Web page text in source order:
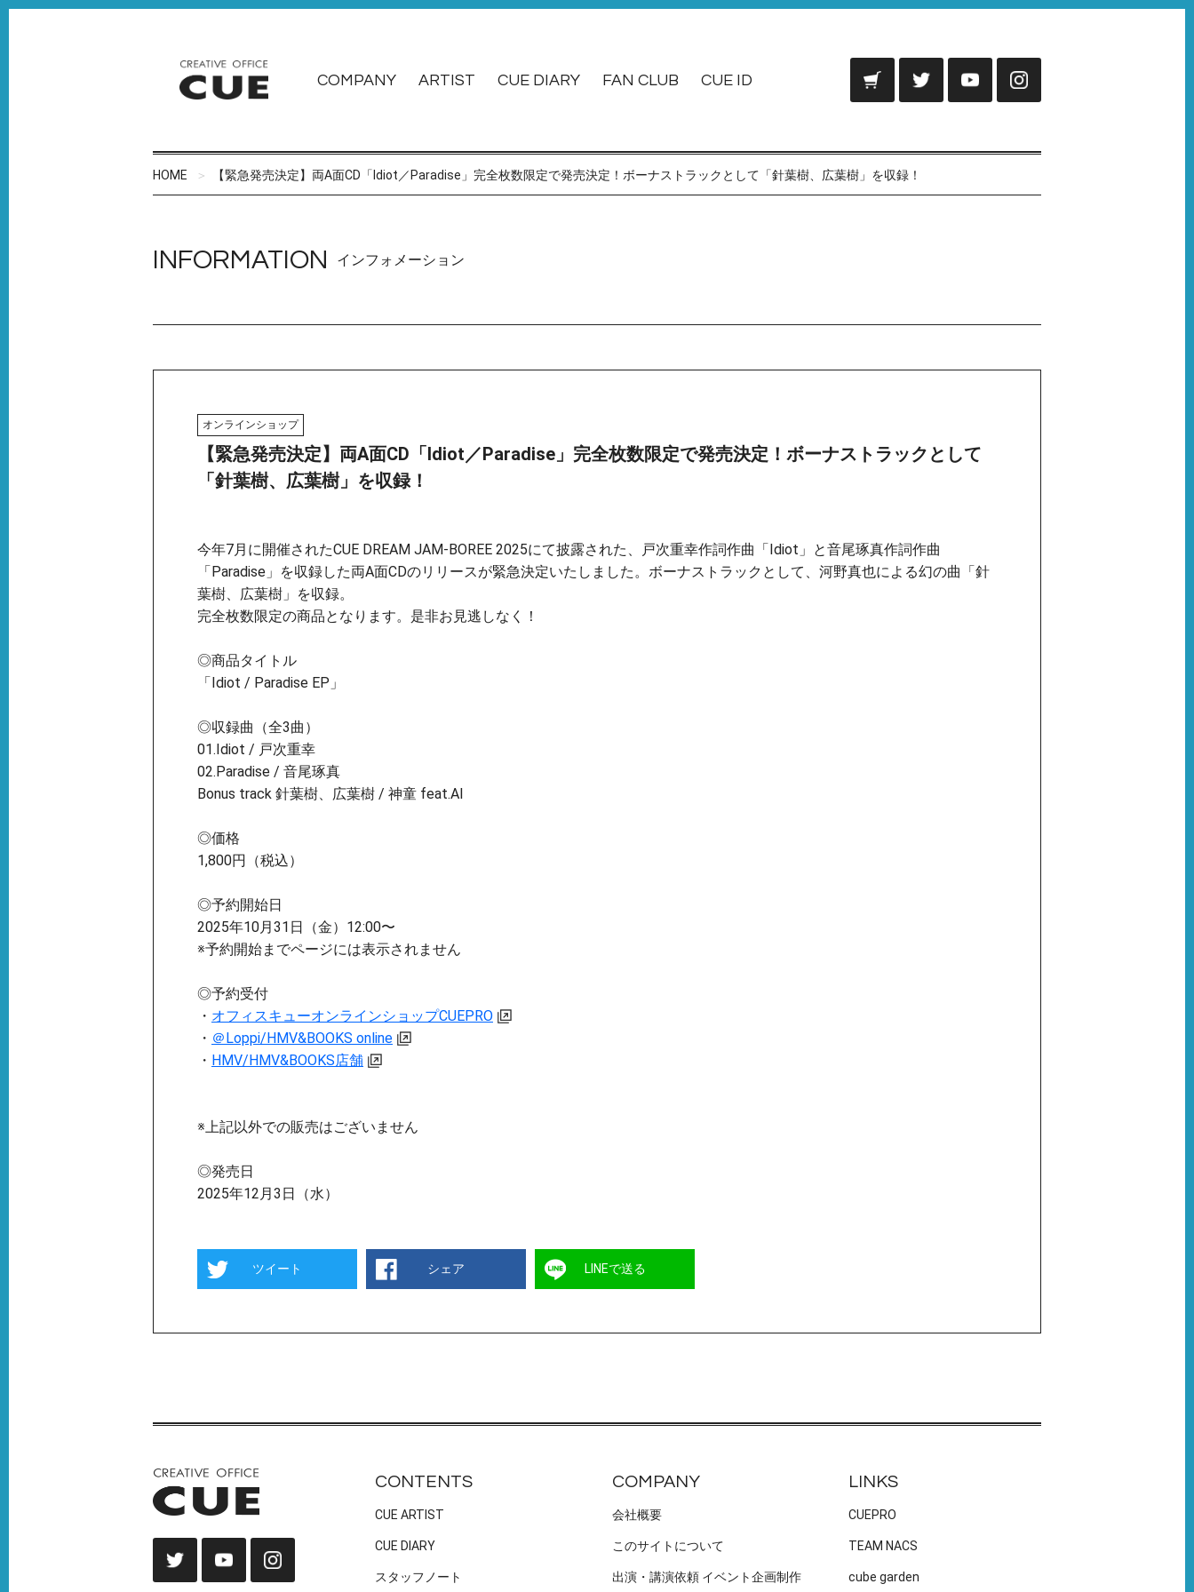
COMPANY ARTIST CUE DIARY FAN CLUB CUE ID
HOME 【緊急発売決定】両A面CD「Idiot／Paradise」完全枚数限定で発売決定！ボーナストラックとして「針葉樹、広葉樹」を収録！
INFORMATION インフォメーション
オンラインショップ
【緊急発売決定】両A面CD「Idiot／Paradise」完全枚数限定で発売決定！ボーナストラックとして
「針葉樹、広葉樹」を収録！
今年7月に開催されたCUE DREAM JAM-BOREE 2025にて披露された、戸次重幸作詞作曲「Idiot」と音尾琢真作詞作曲
「Paradise」を収録した両A面CDのリリースが緊急決定いたしました。ボーナストラックとして、河野真也による幻の曲「針
葉樹、広葉樹」を収録。
完全枚数限定の商品となります。是非お見逃しなく！
◎商品タイトル
「Idiot / Paradise EP」
◎収録曲（全3曲）
01.Idiot / 戸次重幸
02.Paradise / 音尾琢真
Bonus track 針葉樹、広葉樹 / 神童 feat.AI
◎価格
1,800円（税込）
◎予約開始日
2025年10月31日（金）12:00〜
※予約開始までページには表示されません
◎予約受付
・ オフィスキューオンラインショップCUEPRO
・ ＠Loppi/HMV&BOOKS online
・ HMV/HMV&BOOKS店舗
※上記以外での販売はございません
◎発売日
2025年12月3日（水）
ツイート シェア LINEで送る
CONTENTS
CUE ARTIST
CUE DIARY
スタッフノート
COMPANY
会社概要
このサイトについて
出演・講演依頼 イベント企画制作
LINKS
CUEPRO
TEAM NACS
cube garden